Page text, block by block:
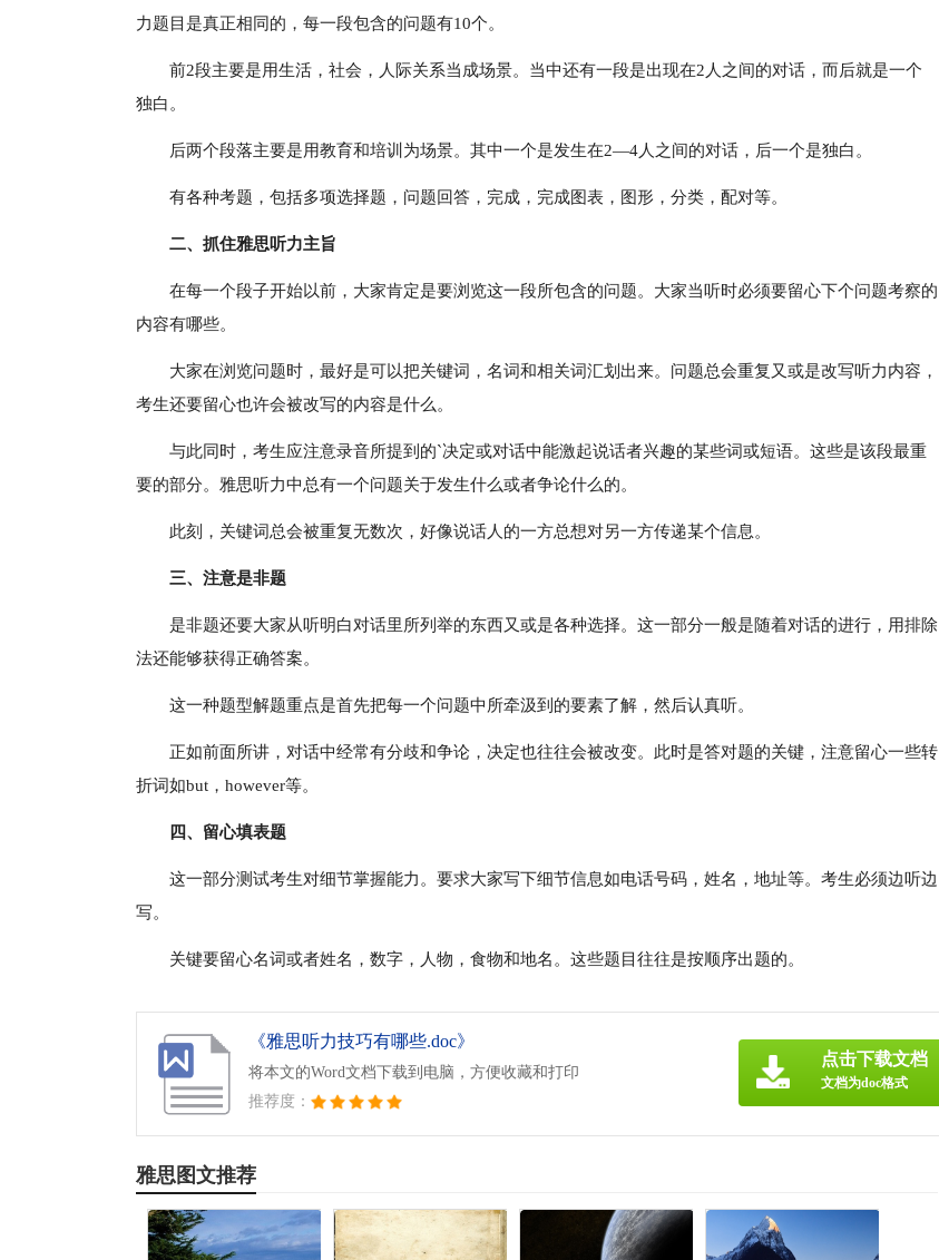
力题目是真正相同的，每一段包含的问题有10个。
前2段主要是用生活，社会，人际关系当成场景。当中还有一段是出现在2人之间的对话，而后就是一个
独白。
后两个段落主要是用教育和培训为场景。其中一个是发生在2—4人之间的对话，后一个是独白。
有各种考题，包括多项选择题，问题回答，完成，完成图表，图形，分类，配对等。
二、抓住雅思听力主旨
在每一个段子开始以前，大家肯定是要浏览这一段所包含的问题。大家当听时必须要留心下个问题考察的
内容有哪些。
大家在浏览问题时，最好是可以把关键词，名词和相关词汇划出来。问题总会重复又或是改写听力内容，
考生还要留心也许会被改写的内容是什么。
与此同时，考生应注意录音所提到的`决定或对话中能激起说话者兴趣的某些词或短语。这些是该段最重
要的部分。雅思听力中总有一个问题关于发生什么或者争论什么的。
此刻，关键词总会被重复无数次，好像说话人的一方总想对另一方传递某个信息。
三、注意是非题
是非题还要大家从听明白对话里所列举的东西又或是各种选择。这一部分一般是随着对话的进行，用排除
法还能够获得正确答案。
这一种题型解题重点是首先把每一个问题中所牵汲到的要素了解，然后认真听。
正如前面所讲，对话中经常有分歧和争论，决定也往往会被改变。此时是答对题的关键，注意留心一些转
折词如but，however等。
四、留心填表题
这一部分测试考生对细节掌握能力。要求大家写下细节信息如电话号码，姓名，地址等。考生必须边听边
写。
关键要留心名词或者姓名，数字，人物，食物和地名。这些题目往往是按顺序出题的。
《雅思听力技巧有哪些.doc》
将本文的Word文档下载到电脑，方便收藏和打印
推荐度：
点击下载文档
文档为doc格式
雅思图文推荐